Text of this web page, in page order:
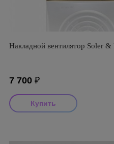
Накладной вентилятор Soler
7 700 ₽